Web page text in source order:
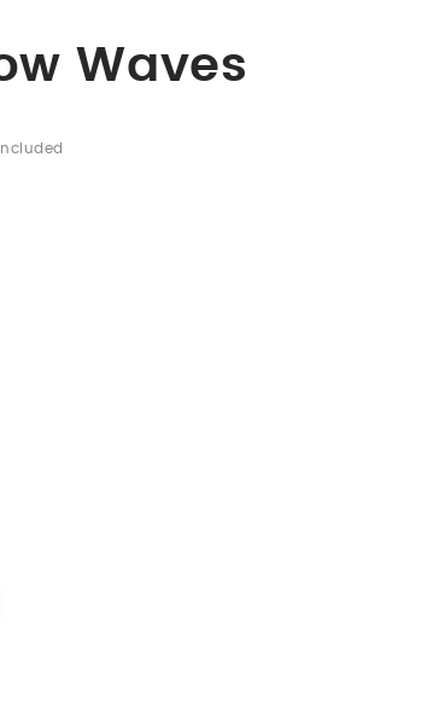
Waves